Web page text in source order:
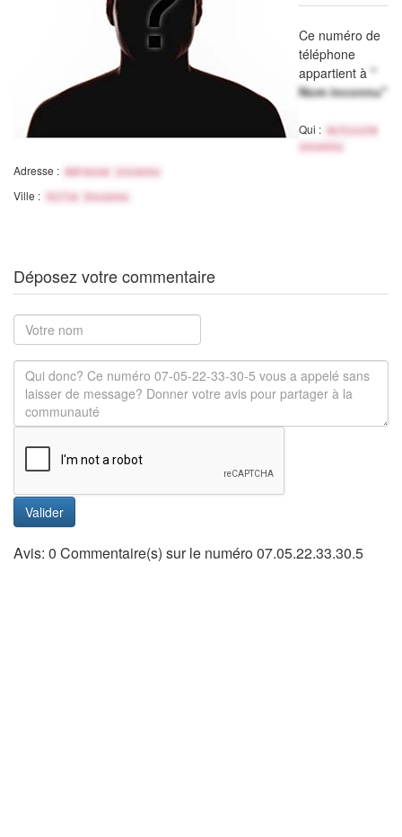
Ce numéro de
téléphone
appartient à "
Nom inconnu"
Qui :
Activité
inconnu
Adresse : Adresse inconnu
Ville : Ville Inconnu
Déposez votre commentaire
Valider
Avis: 0 Commentaire(s) sur le numéro 07.05.22.33.30.5